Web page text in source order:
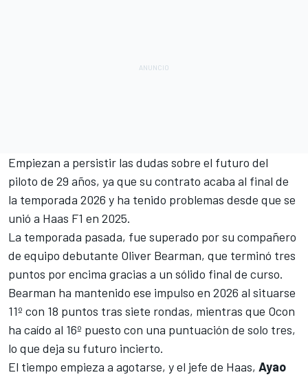
Empiezan a persistir las dudas sobre el futuro del
piloto de 29 años, ya que su contrato acaba al final de
la temporada 2026 y ha tenido problemas desde que se
unió a Haas F1 en 2025.
La temporada pasada, fue superado por su compañero
de equipo debutante Oliver Bearman, que terminó tres
puntos por encima gracias a un sólido final de curso.
Bearman ha mantenido ese impulso en 2026 al situarse
11º con 18 puntos tras siete rondas, mientras que Ocon
ha caído al 16º puesto con una puntuación de solo tres,
lo que deja su futuro incierto.
El tiempo empieza a agotarse, y el jefe de Haas, Ayao